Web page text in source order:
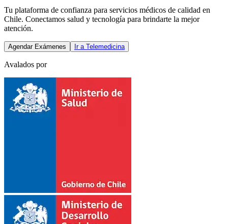
Tu plataforma de confianza para servicios médicos de calidad en
Chile. Conectamos salud y tecnología para brindarte la mejor
atención.
Agendar Exámenes Ir a Telemedicina
Avalados por